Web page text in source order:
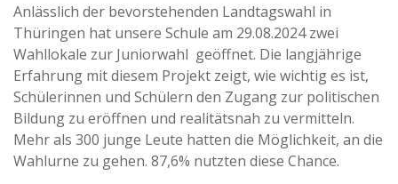
Anlässlich der bevorstehenden Landtagswahl in
Thüringen hat unsere Schule am 29.08.2024 zwei
Wahllokale zur Juniorwahl geöffnet. Die langjährige
Erfahrung mit diesem Projekt zeigt, wie wichtig es ist,
Schülerinnen und Schülern den Zugang zur politischen
Bildung zu eröffnen und realitätsnah zu vermitteln.
Mehr als 300 junge Leute hatten die Möglichkeit, an die
Wahlurne zu gehen. 87,6% nutzten diese Chance.